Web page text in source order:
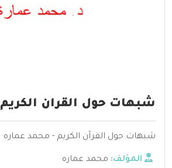
شبهات حول القران الكريم
شبهات حول القرآن الكريم - محمد عماره
المؤلف: محمد عماره